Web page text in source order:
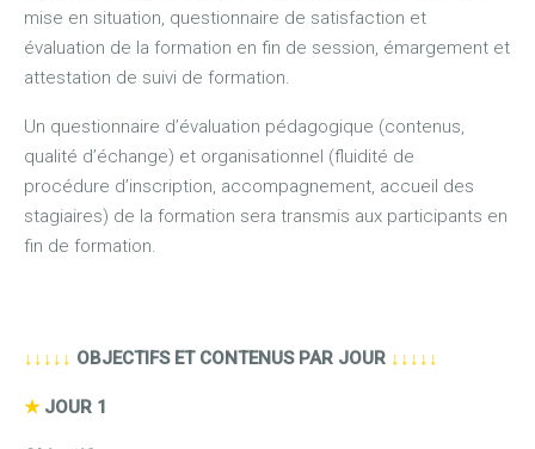
mise en situation, questionnaire de satisfaction et
évaluation de la formation en fin de session, émargement et
attestation de suivi de formation.
Un questionnaire d’évaluation pédagogique (contenus,
qualité d’échange) et organisationnel (fluidité de
procédure d’inscription, accompagnement, accueil des
stagiaires) de la formation sera transmis aux participants en
fin de formation.
↓↓↓↓↓ OBJECTIFS ET CONTENUS PAR JOUR ↓↓↓↓↓
★JOUR 1